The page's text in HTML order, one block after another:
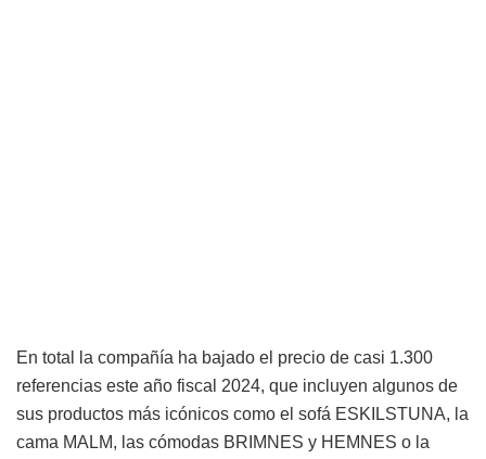
En total la compañía ha bajado el precio de casi 1.300
referencias este año fiscal 2024, que incluyen algunos de
sus productos más icónicos como el sofá ESKILSTUNA, la
cama MALM, las cómodas BRIMNES y HEMNES o la